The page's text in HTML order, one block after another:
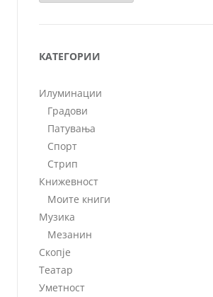
КАТЕГОРИИ
Илуминации
Градови
Патувања
Спорт
Стрип
Книжевност
Моите книги
Музика
Мезанин
Скопје
Театар
Уметност